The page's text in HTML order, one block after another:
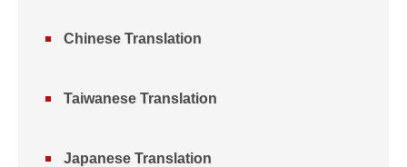
Chinese Translation
Taiwanese Translation
Japanese Translation